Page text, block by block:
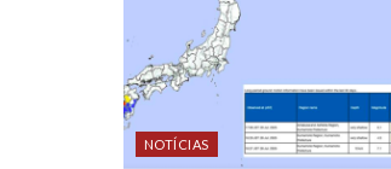
NOTÍCIAS